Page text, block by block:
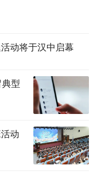
动将于汉中启幕
型
动